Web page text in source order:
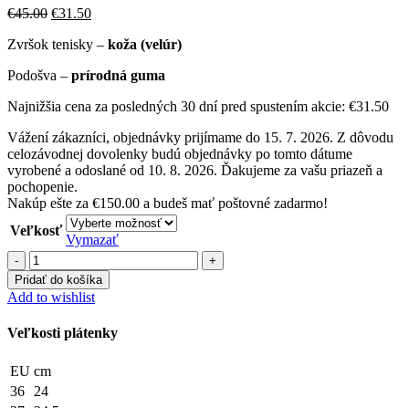
€45.00 Pôvodná
bola:
€31.50Aktuálna
je:
Zvršok tenisky – koža (velúr)
Podošva – prírodná guma
Najnižšia cena za posledných 30 dní pred spustením akcie: €31.50
Vážení zákazníci, objednávky prijímame do 15. 7. 2026. Z dôvodu
celozávodnej dovolenky budú objednávky po tomto dátume
vyrobené a odoslané od 10. 8. 2026. Ďakujeme za vašu priazeň a
pochopenie.
Nakúp ešte za €150.00 a budeš mať poštovné zadarmo!
Veľkosť
Vymazať
množstvo
Plátenky
Brandy/Brown
Pridať do košíka
Add to wishlist
Veľkosti plátenky
EU cm
36
24